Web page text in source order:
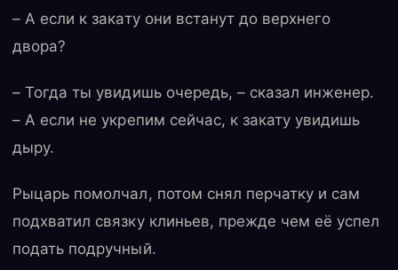
– А если к закату они встанут до верхнего
двора?
– Тогда ты увидишь очередь, – сказал инженер.
– А если не укрепим сейчас, к закату увидишь
дыру.
Рыцарь помолчал, потом снял перчатку и сам
подхватил связку клиньев, прежде чем её успел
подать подручный.